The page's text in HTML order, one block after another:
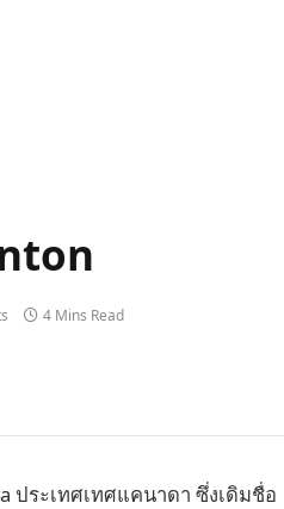
4 Mins Read
ประเทศเทศแคนาดา ซึ่งเดิมชื่อ